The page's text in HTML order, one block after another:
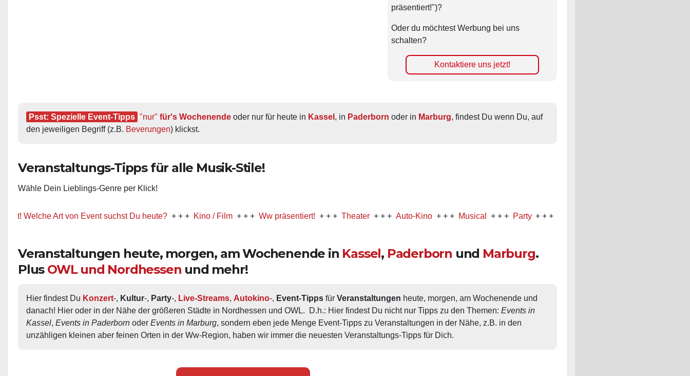
präsentiert!")?
Oder du möchtest Werbung bei uns
schalten?
Kontaktiere uns jetzt!
Psst: Spezielle Event-Tipps "nur" für's Wochenende oder nur für heute in Kassel , in Paderborn oder in Marburg, findest Du wenn Du, auf
den jeweiligen Begriff (z.B. Beverungen) klickst.
Veranstaltungs-Tipps für alle Musik-Stile!
Wähle Dein Lieblings-Genre per Klick!
Art von Event suchst Du heute? + + + Kino / Film + + + Ww präsentiert! + + + Theater + + + Auto-Kino + + + Musical + + + Party + + + Konzert
Veranstaltungen heute, morgen, am Wochenende in Kassel, Paderborn und Marburg.
Plus OWL und Nordhessen und mehr!
Hier findest Du Konzert-, Kultur-, Party-, Live-Streams, Autokino-, Event-Tipps für Veranstaltungen heute, morgen, am Wochenende und
danach! Hier oder in der Nähe der größeren Städte in Nordhessen und OWL.  D.h.: Hier findest Du nicht nur Tipps zu den Themen: Events in
Kassel, Events in Paderborn oder Events in Marburg, sondern eben jede Menge Event-Tipps zu Veranstaltungen in der Nähe, z.B. in den
unzähligen kleinen aber feinen Orten in der Ww-Region, haben wir immer die neuesten Veranstaltungs-Tipps für Dich.